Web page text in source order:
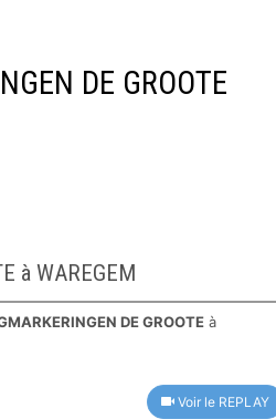
DE GROOTE
à WAREGEM
DE GROOTE à
Voir le REPLAY